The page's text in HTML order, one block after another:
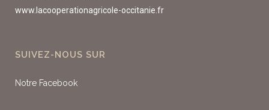
www.lacooperationagricole-occitanie.fr
SUIVEZ-NOUS SUR
Notre Facebook